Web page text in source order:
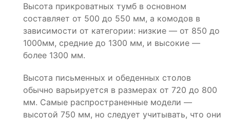
Высота прикроватных тумб в основном
составляет от 500 до 550 мм, а комодов в
зависимости от категории: низкие — от 850 до
1000мм, средние до 1300 мм, и высокие —
более 1300 мм.
Высота письменных и обеденных столов
обычно варьируется в размерах от 720 до 800
мм. Самые распространенные модели —
высотой 750 мм, но следует учитывать, что они